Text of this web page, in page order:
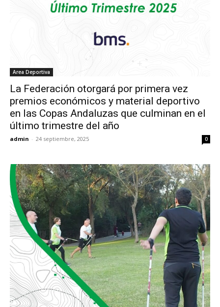
Area Deportiva
La Federación otorgará por primera vez
premios económicos y material deportivo
en las Copas Andaluzas que culminan en el
último trimestre del año
admin - 24 septiembre, 2025 0